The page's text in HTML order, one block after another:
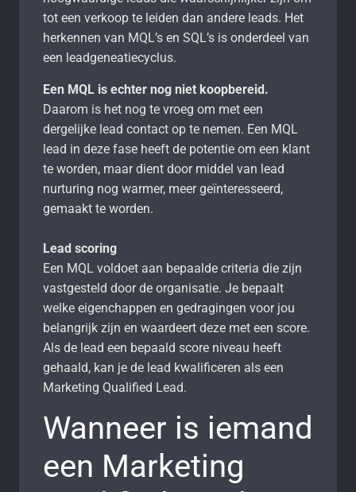
tot een verkoop te leiden dan andere leads. Het
herkennen van MQL’s en SQL’s is onderdeel van
een leadgeneatiecyclus.
Een MQL is echter nog niet koopbereid.
Daarom is het nog te vroeg om met een
dergelijke lead contact op te nemen. Een MQL
lead in deze fase heeft de potentie om een klant
te worden, maar dient door middel van lead
nurturing nog warmer, meer geïnteresseerd,
gemaakt te worden.
Lead scoring
Een MQL voldoet aan bepaalde criteria die zijn
vastgesteld door de organisatie. Je bepaalt
welke eigenchappen en gedragingen voor jou
belangrijk zijn en waardeert deze met een score.
Als de lead een bepaald score niveau heeft
gehaald, kan je de lead kwalificeren als een
Marketing Qualified Lead.
Wanneer is iemand
een Marketing